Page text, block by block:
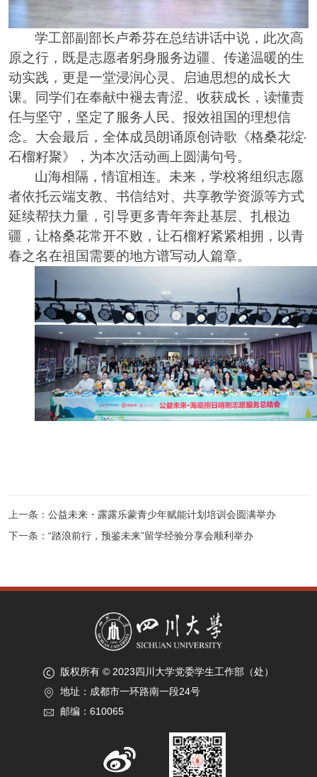
学工部副部长卢希芬在总结讲话中说，此次高
原之行，既是志愿者躬身服务边疆、传递温暖的生
动实践，更是一堂浸润心灵、启迪思想的成长大
课。同学们在奉献中褪去青涩、收获成长，读懂责
任与坚守，坚定了服务人民、报效祖国的理想信
念。大会最后，全体成员朗诵原创诗歌《格桑花绽·
石榴籽聚》，为本次活动画上圆满句号。
山海相隔，情谊相连。未来，学校将组织志愿
者依托云端支教、书信结对、共享教学资源等方式
延续帮扶力量，引导更多青年奔赴基层、扎根边
疆，让格桑花常开不败，让石榴籽紧紧相拥，以青
春之名在祖国需要的地方谱写动人篇章。
上一条： 公益未来・露露乐蒙青少年赋能计划培训会圆满举办
下一条： “踏浪前行，预鉴未来”留学经验分享会顺利举办
版权所有 © 2023四川大学党委学生工作部（处）
地址：成都市一环路南一段24号
邮编：610065